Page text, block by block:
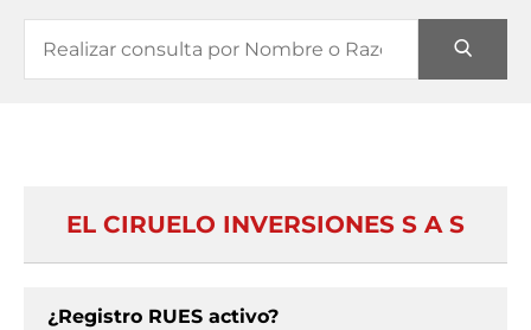
EL CIRUELO INVERSIONES S A S
¿Registro RUES activo?